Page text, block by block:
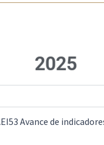
2025
Avance de